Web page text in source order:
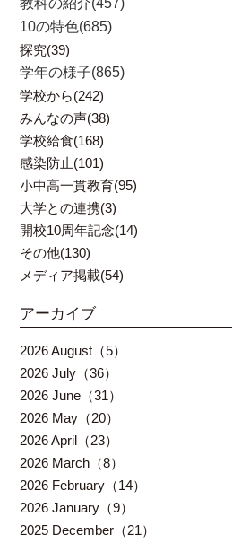
教科の紹介(457)
10の特色(685)
探究(39)
学年の様子(865)
学校から(242)
みんなの声(38)
学校給食(168)
感染防止(101)
小中高一貫教育(95)
大学との連携(3)
開校10周年記念(14)
その他(130)
メディア掲載(54)
アーカイブ
2026 August（5）
2026 July（36）
2026 June（31）
2026 May（20）
2026 April（23）
2026 March（8）
2026 February（14）
2026 January（9）
2025 December（21）